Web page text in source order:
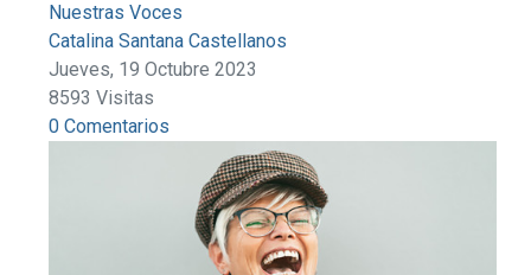
Nuestras Voces
Catalina Santana Castellanos
Jueves, 19 Octubre 2023
8593 Visitas
0 Comentarios